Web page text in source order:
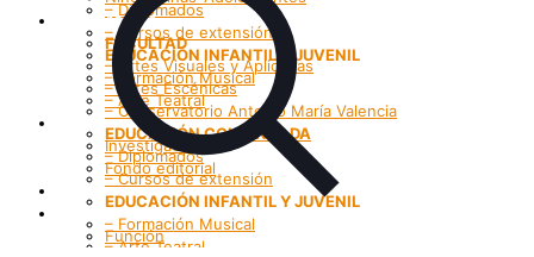
– Diplomados
– Cursos de extensión
EDUCACIÓN INFANTIL Y JUVENIL
– Formación Musical
– Arte Teatral
Investigación
Investigación
Fondo editorial
Grupos Artísticos
Registro
Función
Programas
FACULTAD
– Artes Visuales y Aplicadas
– Artes Escénicas
– Conservatorio Antonio María Valencia
EDUCACIÓN CONTINUADA
– Diplomados
– Cursos de extensión
EDUCACIÓN INFANTIL Y JUVENIL
– Formación Musical
– Arte Teatral